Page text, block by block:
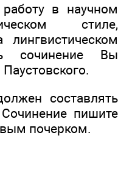
в научном
стиле,
сочинение Вы
составлять
пишите
почерком.